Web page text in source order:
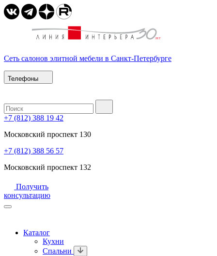
Сеть салонов элитной мебели в Санкт-Петербурге
Телефоны
+7 (812) 388 19 42
Московский проспект 130
+7 (812) 388 56 57
Московский проспект 132
Получить
консультацию
Каталог
Кухни
Спальни